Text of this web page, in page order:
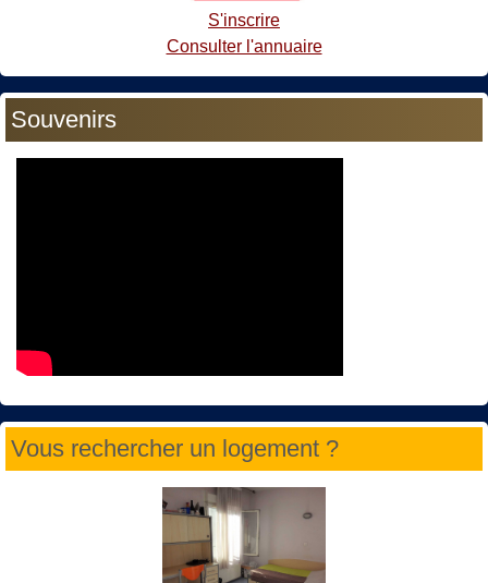
S'inscrire
Consulter l'annuaire
Souvenirs
Vous rechercher un logement ?